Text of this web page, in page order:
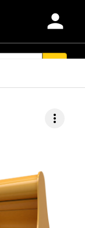
person
more_vert